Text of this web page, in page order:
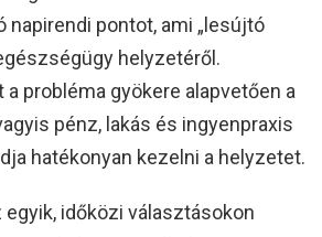
napirendi pontot, ami „lesújtó
helyzetéről.
probléma gyökere alapvetően a
pénz, lakás és ingyenpraxis
hatékonyan kezelni a helyzetet.
egyik, időközi választásokon